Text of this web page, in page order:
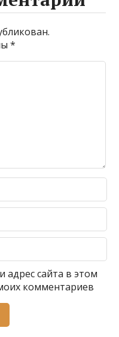
*
адрес сайта в этом
комментариев